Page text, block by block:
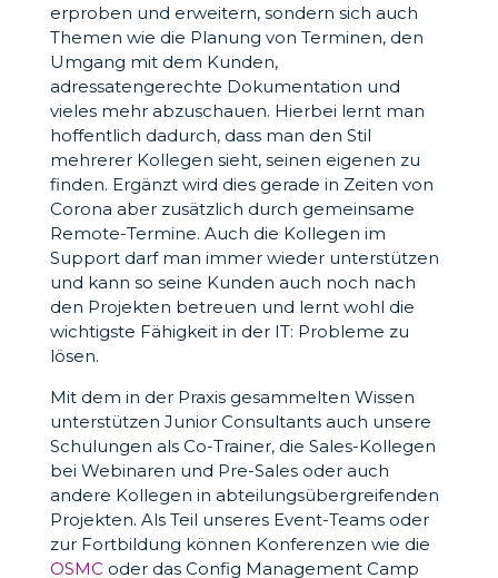
erproben und erweitern, sondern sich auch
Themen wie die Planung von Terminen, den
Umgang mit dem Kunden,
adressatengerechte Dokumentation und
vieles mehr abzuschauen. Hierbei lernt man
hoffentlich dadurch, dass man den Stil
mehrerer Kollegen sieht, seinen eigenen zu
finden. Ergänzt wird dies gerade in Zeiten von
Corona aber zusätzlich durch gemeinsame
Remote-Termine. Auch die Kollegen im
Support darf man immer wieder unterstützen
und kann so seine Kunden auch noch nach
den Projekten betreuen und lernt wohl die
wichtigste Fähigkeit in der IT: Probleme zu
lösen.
Mit dem in der Praxis gesammelten Wissen
unterstützen Junior Consultants auch unsere
Schulungen als Co-Trainer, die Sales-Kollegen
bei Webinaren und Pre-Sales oder auch
andere Kollegen in abteilungsübergreifenden
Projekten. Als Teil unseres Event-Teams oder
zur Fortbildung können Konferenzen wie die
OSMC oder das Config Management Camp